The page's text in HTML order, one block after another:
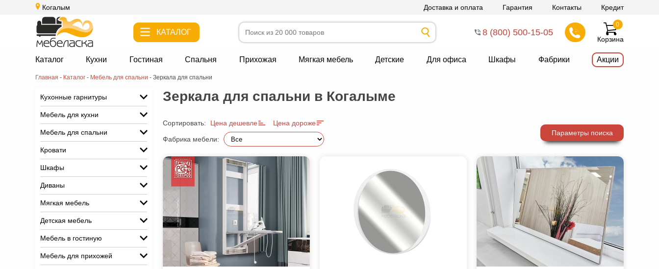
Когалым Доставка и оплата Гарантия Контакты Кредит
КАТАЛОГ 8 (800) 500-15-05
Корзина
0
Каталог Кухни Гостиная Спальня Прихожая Мягкая мебель Детские Для офиса Шкафы Фабрики Акции
Главная - Каталог - Мебель для спальни - Зеркала для спальни
Кухонные гарнитуры
Мебель для кухни
Мебель для спальни
Кровати
Шкафы
Диваны
Мягкая мебель
Детская мебель
Мебель в гостиную
Мебель для прихожей
Зеркала для спальни в Когалыме
Сортировать: Цена дешевле Цена дороже
Фабрика мебели:
Параметры поиска